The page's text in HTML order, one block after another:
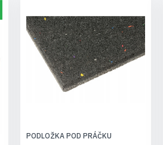
PODLOŽKA POD PRÁČKU